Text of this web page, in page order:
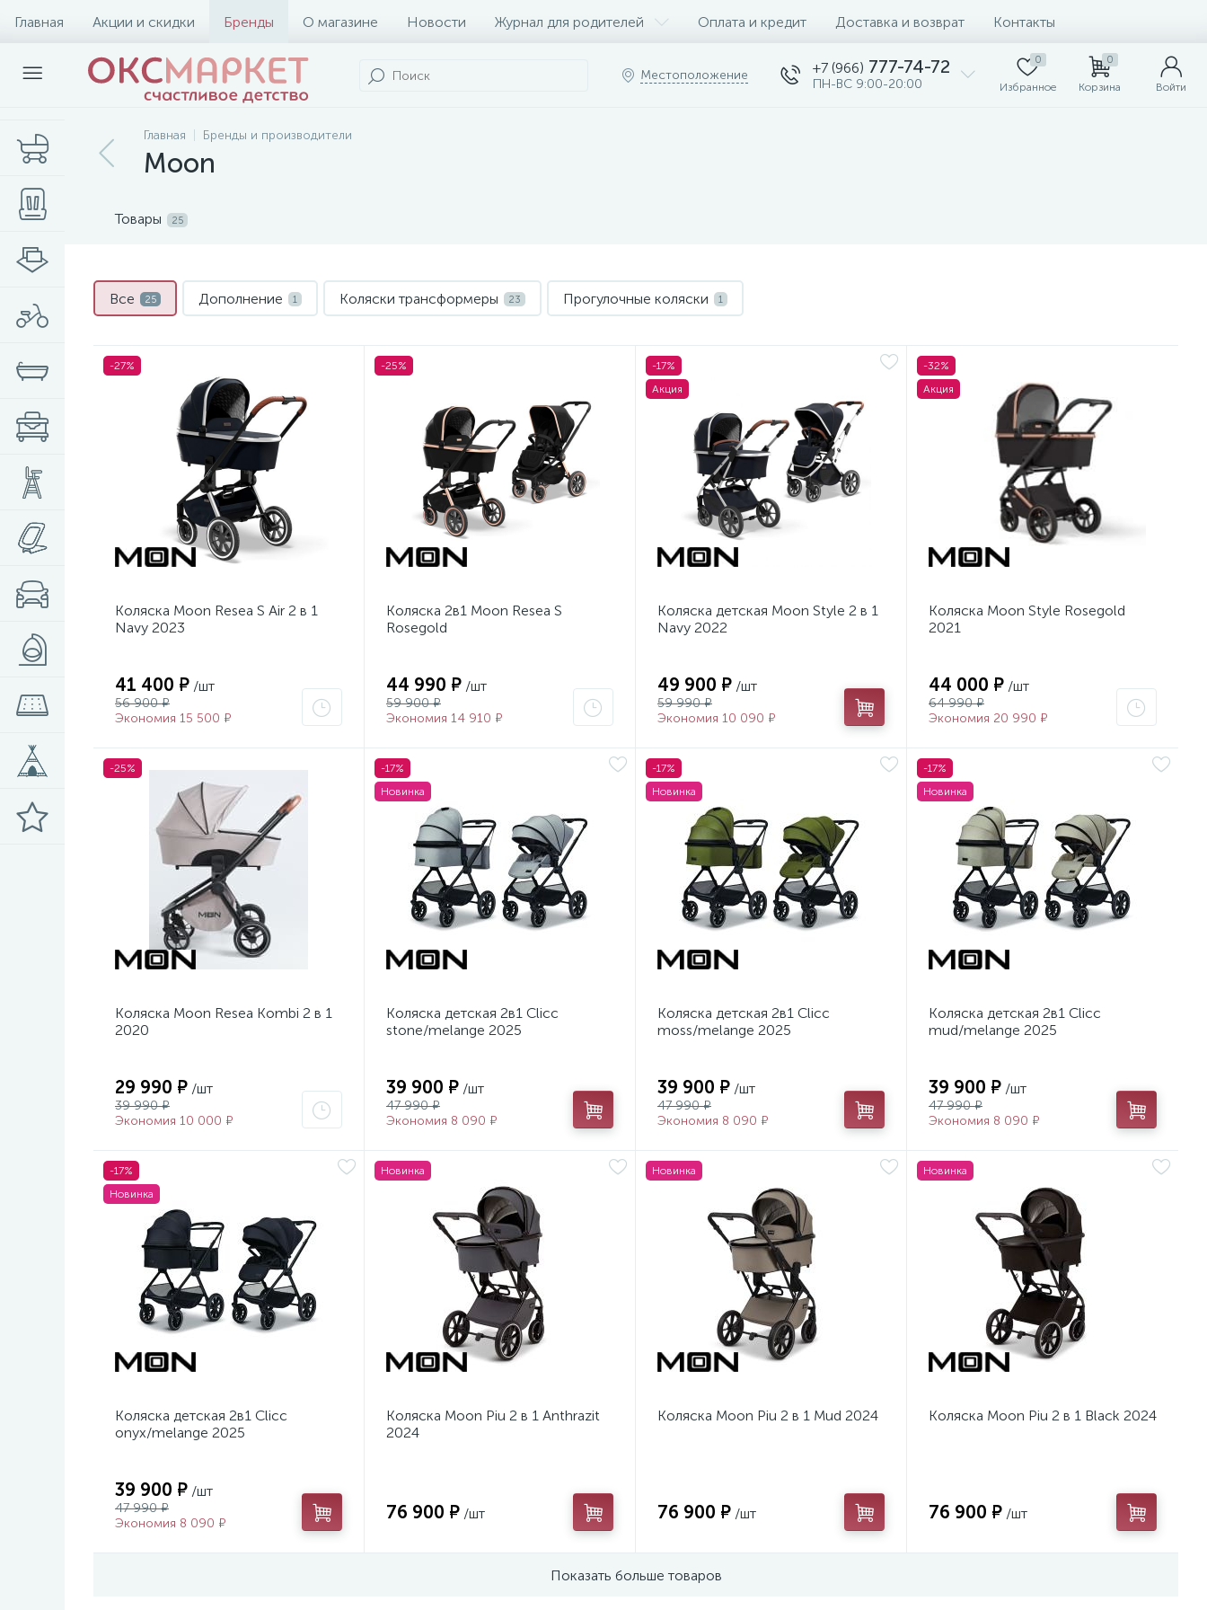
Главная Акции и скидки Бренды О магазине Новости Журнал для родителей Оплата и кредит Доставка и возврат Контакты
Местоположение +7 (966) 777-74-72
ПН-ВС 9:00-20:00
0
Избранное
0
Корзина Войти
Главная Бренды и производители
Moon
Товары 25
Все 25 Дополнение 1 Коляски трансформеры 23 Прогулочные коляски 1
-27%
Коляска Moon Resea S Air 2 в 1
Navy 2023
41 400 ₽ /шт
56 900 ₽
Экономия 15 500 ₽
-25%
Коляска 2в1 Moon Resea S
Rosegold
44 990 ₽ /шт
59 900 ₽
Экономия 14 910 ₽
-17%
Акция
Коляска детская Moon Style 2 в 1
Navy 2022
49 900 ₽ /шт
59 990 ₽
Экономия 10 090 ₽
-32%
Акция
Коляска Moon Style Rosegold
2021
44 000 ₽ /шт
64 990 ₽
Экономия 20 990 ₽
-25%
Коляска Moon Resea Kombi 2 в 1
2020
29 990 ₽ /шт
39 990 ₽
Экономия 10 000 ₽
-17%
Новинка
Коляска детская 2в1 Clicc
stone/melange 2025
39 900 ₽ /шт
47 990 ₽
Экономия 8 090 ₽
-17%
Новинка
Коляска детская 2в1 Clicc
moss/melange 2025
39 900 ₽ /шт
47 990 ₽
Экономия 8 090 ₽
-17%
Новинка
Коляска детская 2в1 Clicc
mud/melange 2025
39 900 ₽ /шт
47 990 ₽
Экономия 8 090 ₽
-17%
Новинка
Коляска детская 2в1 Clicc
onyx/melange 2025
39 900 ₽ /шт
47 990 ₽
Экономия 8 090 ₽
Новинка
Коляска Moon Piu 2 в 1 Anthrazit
2024
76 900 ₽ /шт
Новинка
Коляска Moon Piu 2 в 1 Mud 2024
76 900 ₽ /шт
Новинка
Коляска Moon Piu 2 в 1 Black 2024
76 900 ₽ /шт
Показать больше товаров